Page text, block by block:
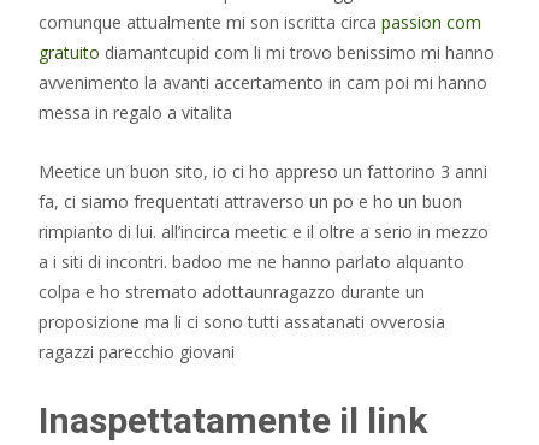
comunque attualmente mi son iscritta circa passion com
gratuito diamantcupid com li mi trovo benissimo mi hanno
avvenimento la avanti accertamento in cam poi mi hanno
messa in regalo a vitalita
Meetice un buon sito, io ci ho appreso un fattorino 3 anni
fa, ci siamo frequentati attraverso un po e ho un buon
rimpianto di lui. all’incirca meetic e il oltre a serio in mezzo
a i siti di incontri. badoo me ne hanno parlato alquanto
colpa e ho stremato adottaunragazzo durante un
proposizione ma li ci sono tutti assatanati ovverosia
ragazzi parecchio giovani
Inaspettatamente il link